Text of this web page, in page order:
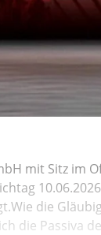
mit Sitz im
die
die Passiva